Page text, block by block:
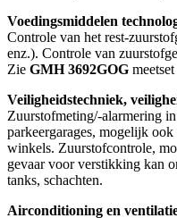
Voedingsmiddelen
Controle van het rest-
enz.). Controle van
Zie GMH 3692GOG
Veiligheidstechniek,
Zuurstofmeting/-alarmering
parkeergarages, mogelijk
winkels. Zuurstofcontrole,
gevaar voor verstikking kan
tanks, schachten.
Airconditioning en